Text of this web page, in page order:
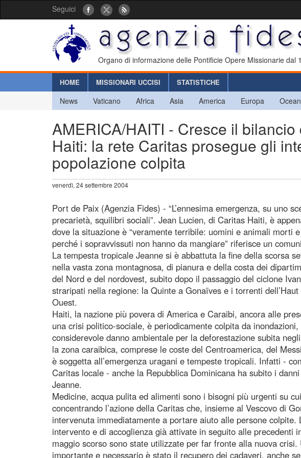
Seguici
Organo di informazione delle Pontificie Opere Missionarie dal
HOME MISSIONARI UCCISI STATISTICHE
News Vaticano Africa Asia America Europa
AMERICA/HAITI - Cresce il
Haiti: la rete Caritas prosegue gli
popolazione colpita
venerdì, 24 settembre 2004
Port de Paix (Agenzia Fides) - “L’ennesima emergenza, su uno
precarietà, squilibri sociali”. Jean Lucien, di Caritas Haiti, è
dove la situazione è “veramente terribile: uomini e animali morti
perché i sopravvissuti non hanno da mangiare” riferisce un
La tempesta tropicale Jeanne si è abbattuta la fine della scorsa
nella vasta zona montagnosa, di pianura e della costa dei
del Nord e del nordovest, subito dopo il passaggio del ciclone
straripati nella regione: la Quinte a Gonaïves e i torrenti
Ouest.
Haiti, la nazione più povera di America e Caraibi, ancora alle
una crisi politico-sociale, è periodicamente colpita da
considerevole danno ambientale per la deforestazione subita
la zona caraibica, comprese le coste del Centroamerica, del
è soggetta all’emergenza uragani e tempeste tropicali. Infatti -
Caritas locale - anche la Repubblica Dominicana ha subito i
Jeanne.
Medicine, acqua pulita ed alimenti sono i bisogni più urgenti su
concentrando l’azione della Caritas che, insieme al Vescovo di
intervenuta immediatamente a portare aiuto alle persone colpite.
intervento e di accoglienza già attivate in seguito alle precedenti
maggio scorso sono state utilizzate per far fronte alla nuova crisi.
importante e necessario è stato il recupero dei cadaveri, anche